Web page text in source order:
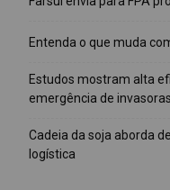
Entenda o que muda
Estudos mostram alta
emergência de
Cadeia da soja aborda
logística